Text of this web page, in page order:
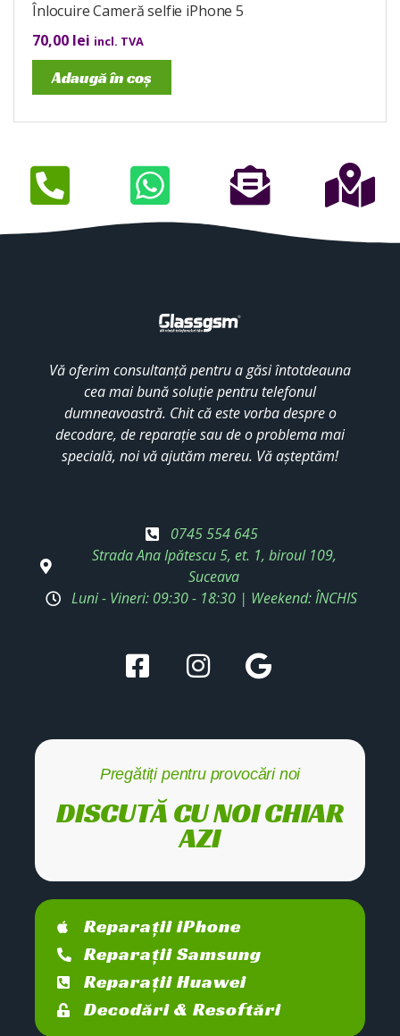
Înlocuire Cameră selfie iPhone 5
70,00 lei incl. TVA
Adaugă în coș
Vă oferim consultanță pentru a găsi întotdeauna
cea mai bună soluție pentru telefonul
dumneavoastră. Chit că este vorba despre o
decodare, de reparație sau de o problema mai
specială, noi vă ajutăm mereu. Vă așteptăm!
0745 554 645
Strada Ana Ipătescu 5, et. 1, biroul 109,
Suceava
Luni - Vineri: 09:30 - 18:30 | Weekend: ÎNCHIS
Pregătiți pentru provocări noi
DISCUTĂ CU NOI CHIAR
AZI
Reparații iPhone
Reparații Samsung
Reparații Huawei
Decodări & Resoftări